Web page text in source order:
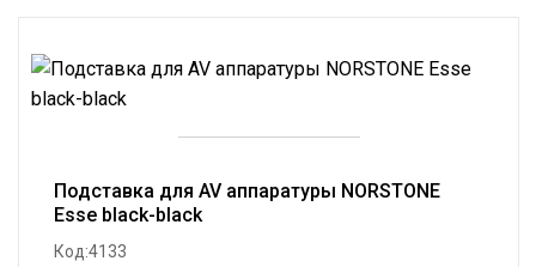
Подставка для AV аппаратуры NORSTONE
Esse black-black
Код:4133